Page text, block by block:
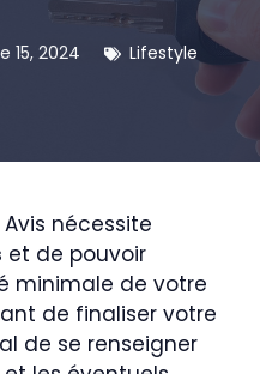
15, 2024 Lifestyle
nécessite
et de pouvoir
minimale de votre
de finaliser votre
de se renseigner